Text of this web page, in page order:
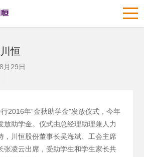
恒
月29日
2016年“金秋助学金”发放仪式，今年
放助学金。仪式由总经理助理兼人力
，川恒股份董事长吴海斌、工会主席
张凌云出席，受助学生和学生家长共